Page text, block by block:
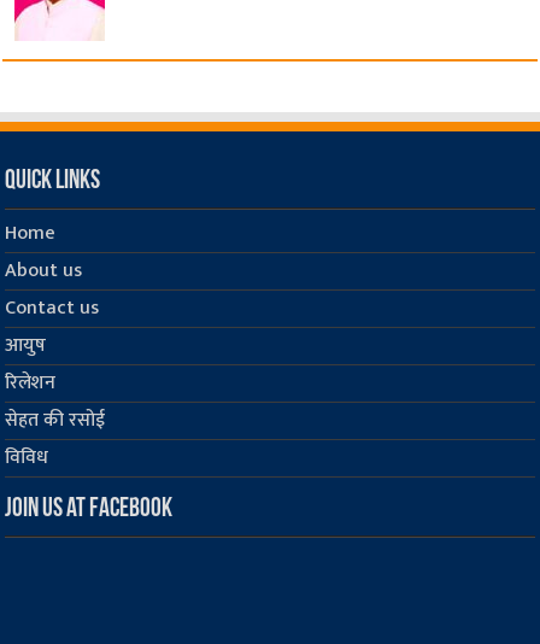
Quick Links
Home
About us
Contact us
आयुष
रिलेशन
सेहत की रसोई
विविध
Join us at Facebook